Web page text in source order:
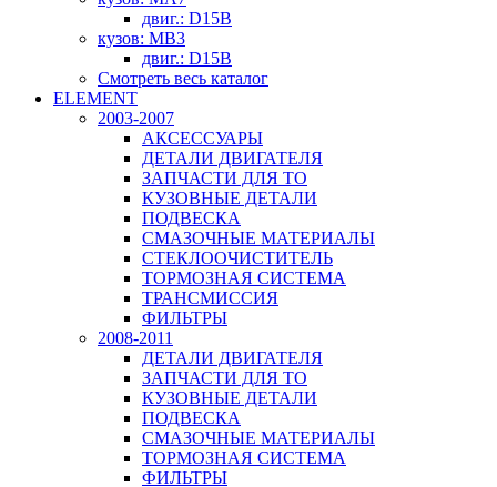
двиг.: D15B
кузов: MB3
двиг.: D15B
Смотреть весь каталог
ELEMENT
2003-2007
АКСЕССУАРЫ
ДЕТАЛИ ДВИГАТЕЛЯ
ЗАПЧАСТИ ДЛЯ ТО
КУЗОВНЫЕ ДЕТАЛИ
ПОДВЕСКА
СМАЗОЧНЫЕ МАТЕРИАЛЫ
СТЕКЛООЧИСТИТЕЛЬ
ТОРМОЗНАЯ СИСТЕМА
ТРАНСМИССИЯ
ФИЛЬТРЫ
2008-2011
ДЕТАЛИ ДВИГАТЕЛЯ
ЗАПЧАСТИ ДЛЯ ТО
КУЗОВНЫЕ ДЕТАЛИ
ПОДВЕСКА
СМАЗОЧНЫЕ МАТЕРИАЛЫ
ТОРМОЗНАЯ СИСТЕМА
ФИЛЬТРЫ